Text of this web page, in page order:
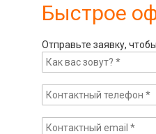
Быстрое
Отправьте заявку,